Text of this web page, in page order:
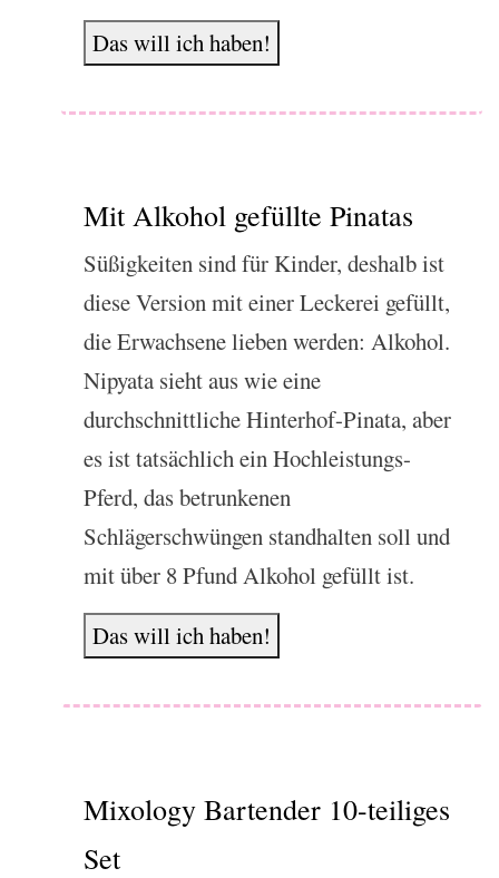
Das will ich haben!
Mit Alkohol gefüllte Pinatas
Süßigkeiten sind für Kinder, deshalb ist
diese Version mit einer Leckerei gefüllt,
die Erwachsene lieben werden: Alkohol.
Nipyata sieht aus wie eine
durchschnittliche Hinterhof-Pinata, aber
es ist tatsächlich ein Hochleistungs-
Pferd, das betrunkenen
Schlägerschwüngen standhalten soll und
mit über 8 Pfund Alkohol gefüllt ist.
Das will ich haben!
Mixology Bartender 10-teiliges
Set